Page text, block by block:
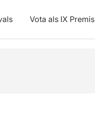
Vota als IX Premis